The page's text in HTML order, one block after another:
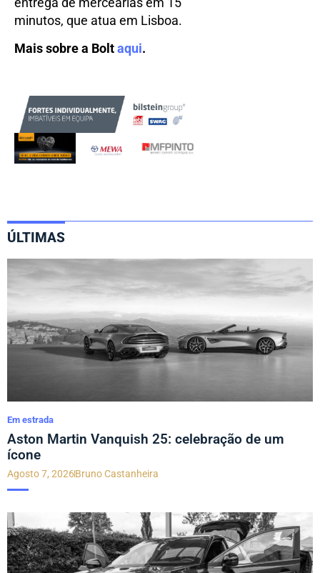
minutos, que atua em Lisboa.
Mais sobre a Boltaqui.
ÚLTIMAS
Em estrada
Aston Martin Vanquish 25: celebração de um
ícone
Agosto 7, 2026Bruno Castanheira